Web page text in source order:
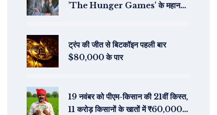
'The Hunger Games' के महान
ट्रंप की जीत से बिटकॉइन पहली बार
$80,000 के पार
19 नवंबर को पीएम-किसान की 21वीं किस्त,
11 करोड़ किसानों के खातों में ₹60,000